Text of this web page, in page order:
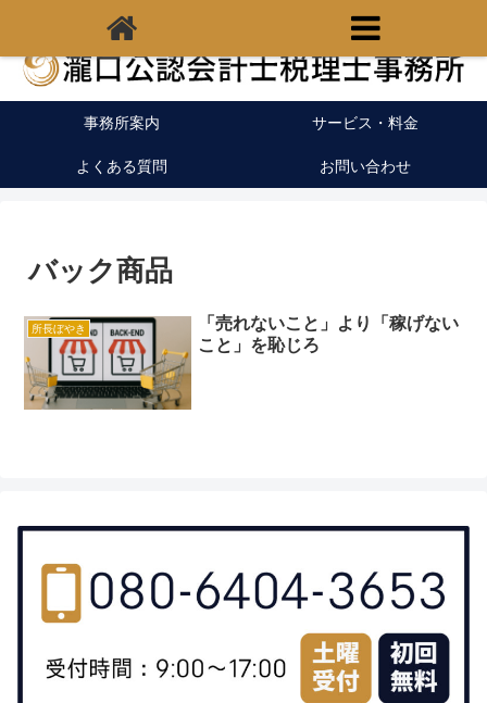
福岡県宗像市の税理士｜開業支援｜クラウド会計
事務所案内 サービス・料金
よくある質問 お問い合わせ
バック商品
所長ぼやき
「売れないこと」より「稼げない
こと」を恥じろ